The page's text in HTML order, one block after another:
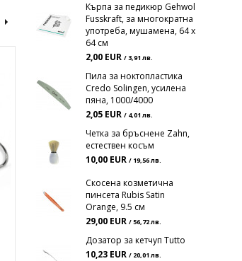
Кърпа за педикюр Gehwol
Fusskraft, за многократна
употреба, мушамена, 64 x
64 см
2,00 EUR / 3,91 лв.
Пила за ноктопластика
Credo Solingen, усилена
пяна, 1000/4000
2,05 EUR / 4,01 лв.
Четка за бръснене Zahn,
естествен косъм
10,00 EUR / 19,56 лв.
Скосена козметична
пинсета Rubis Satin
Orange, 9.5 см
29,00 EUR / 56,72 лв.
Дозатор за кетчуп Tutto
10,23 EUR / 20,01 лв.